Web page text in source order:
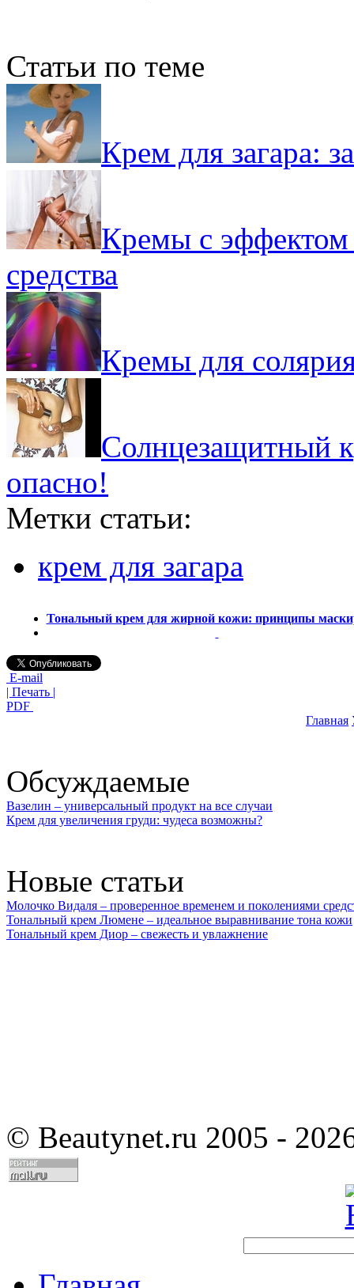
Статьи по теме
Крем для загара:
Кремы с эффектом
средства
Кремы для
Солнцезащитный
опасно!
Метки статьи:
крем для загара
Тональный крем для жирной кожи: принципы
E-mail
| Печать |
PDF
Главная
Обсуждаемые
Вазелин – универсальный продукт на все случаи
Крем для увеличения груди: чудеса возможны?
Новые статьи
Молочко Видаля – проверенное временем и поколениями
Тональный крем Люмене – идеальное выравнивание тона кожи
Тональный крем Диор – свежесть и увлажнение
© Beautynet.ru 2005 -